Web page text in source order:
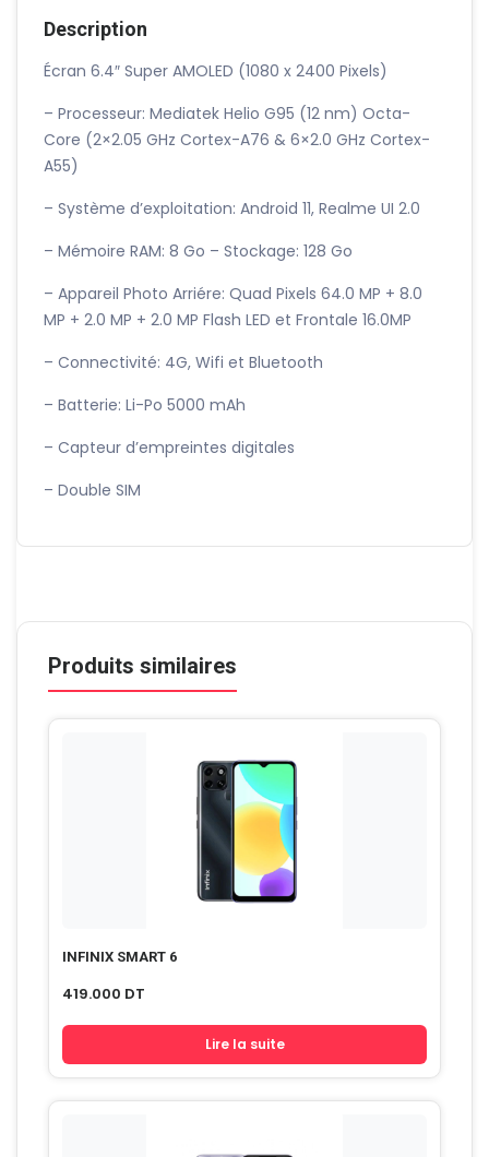
Description
Écran 6.4″ Super AMOLED (1080 x 2400 Pixels)
– Processeur: Mediatek Helio G95 (12 nm) Octa-
Core (2×2.05 GHz Cortex-A76 & 6×2.0 GHz Cortex-
A55)
– Système d’exploitation: Android 11, Realme UI 2.0
– Mémoire RAM: 8 Go – Stockage: 128 Go
– Appareil Photo Arriére: Quad Pixels 64.0 MP + 8.0
MP + 2.0 MP + 2.0 MP Flash LED et Frontale 16.0MP
– Connectivité: 4G, Wifi et Bluetooth
– Batterie: Li-Po 5000 mAh
– Capteur d’empreintes digitales
– Double SIM
Produits similaires
INFINIX SMART 6
419.000 DT
Lire la suite